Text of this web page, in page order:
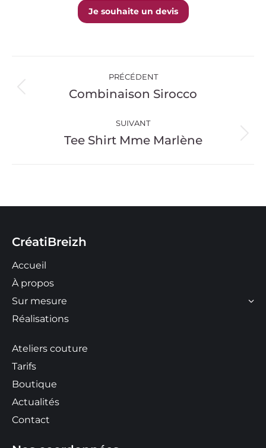
Je souhaite un devis
de
PRÉCÉDENT
Onglet
Combinaison Sirocco
SUIVANT
Projets
Tee Shirt Mme Marlène
CréatiBreizh
Accueil
À propos
Sur mesure
Réalisations
Ateliers couture
Tarifs
Boutique
Actualités
Contact